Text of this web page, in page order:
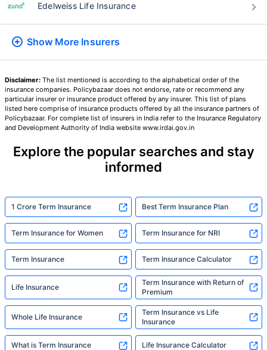
Edelweiss Life Insurance
Show More Insurers
Disclaimer: The list mentioned is according to the alphabetical order of the
insurance companies. Policybazaar does not endorse, rate or recommend any
particular insurer or insurance product offered by any insurer. This list of plans
listed here comprise of insurance products offered by all the insurance partners of
Policybazaar. For complete list of insurers in India refer to the Insurance Regulatory
and Development Authority of India website www.irdai.gov.in
Explore the popular searches and stay
informed
1 Crore Term Insurance Best Term Insurance Plan
Term Insurance for Women Term Insurance for NRI
Term Insurance Term Insurance Calculator
Life Insurance
Term Insurance with Return of
Premium
Whole Life Insurance
Term Insurance vs Life
Insurance
What is Term Insurance Life Insurance Calculator
44 वर्षे
₹ 1,376/महिना*
तुमच्या कुटुंबाची सुरक्षा फक्त एक पाऊल दूर आह
योग्य योजना निवडा
आहे — धूम्रपान न करणाऱ्या, कोणतेही पूर्व-विद्यमान आजार नसलेल्या व्यक्तीसाठी, 46 वर्षे वयापर्यंत कव्हर। *₹1,376 प्रति
महिना, 1 कोटीच्या टर्म लाइफ विम्यासाठी सुरुवातीची किंमत आहे — धूम्रपान न करणाऱ्या, कोणतेही पूर्व-विद्यमान आजार नसलेल्या